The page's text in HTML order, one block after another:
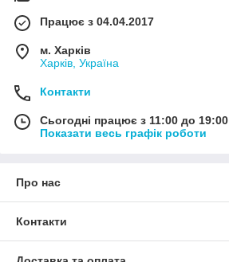
Працює з 04.04.2017
м. Харків
Харків, Україна
Контакти
Сьогодні працює з 11:00 до 19:00
Показати весь графік роботи
Про нас
Контакти